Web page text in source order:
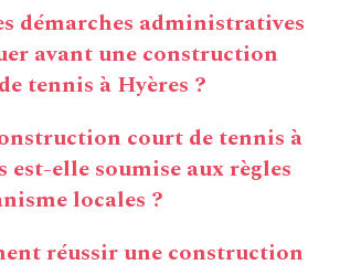
démarches administratives
avant une construction
tennis à Hyères ?
court de tennis à
est-elle soumise aux règles
locales ?
réussir une construction